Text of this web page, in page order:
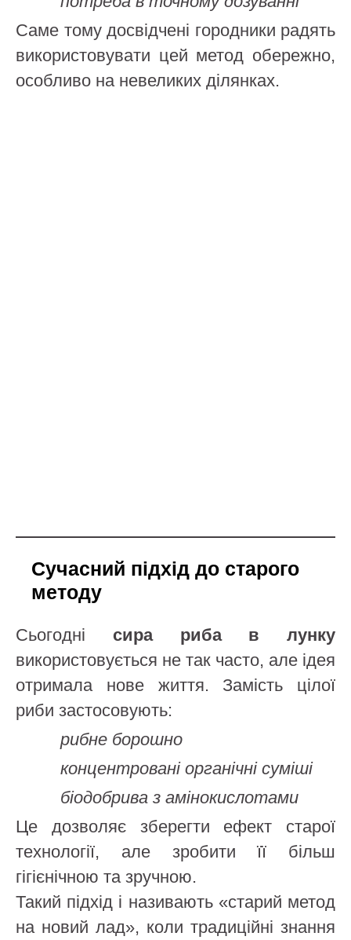
Саме тому досвідчені городники радять
використовувати цей метод обережно,
особливо на невеликих ділянках.
Сучасний підхід до старого
методу
Сьогодні сирa риба в лунку
використовується не так часто, але ідея
отримала нове життя. Замість цілої
риби застосовують:
рибне борошно
концентровані органічні суміші
біодобрива з амінокислотами
Це дозволяє зберегти ефект старої
технології, але зробити її більш
гігієнічною та зручною.
Такий підхід і називають «старий метод
на новий лад», коли традиційні знання